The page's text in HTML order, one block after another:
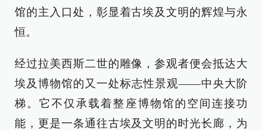
馆的主入口处，彰显着古埃及文明的辉煌与永
恒。
经过拉美西斯二世的雕像，参观者便会抵达大
埃及博物馆的又一处标志性景观——中央大阶
梯。它不仅承载着整座博物馆的空间连接功
能，更是一条通往古埃及文明的时光长廊，为